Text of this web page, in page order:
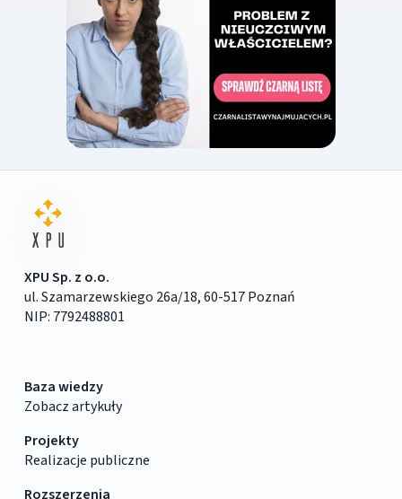
XPU Sp. z o.o.
ul. Szamarzewskiego 26a/18, 60-517 Poznań
NIP: 7792488801
Baza wiedzy
Zobacz artykuły
Projekty
Realizacje publiczne
Rozszerzenia